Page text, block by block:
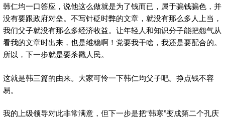
韩仁均一口答应，说他这么做就是为了钱而已，属于骗钱骗色，并
没有要跟政府对垒。不写针砭时弊的文章，就没有那么多人上当，
我们父子就没有那么多经济收益。让年轻人和知识分子能把怨气从
看我的文章时出来，也是维稳啊！党要我干啥，我还是要配合的。
所以，下一步就是要杀戳人民。
这就是韩三篇的由来。大家可怜一下韩仁均父子吧。挣点钱不容
易。
我的上级领导对此非常满意，但下一步是把“韩寒”变成第二个孔庆